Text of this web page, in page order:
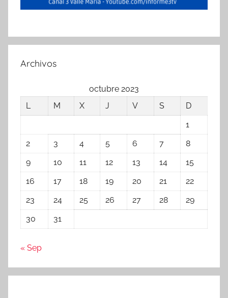
Archivos
octubre 2023
L
M X J V S
D
1
2
3 4 5 6 7
8
9
10 11 12 13 14
15
16
17 18 19 20 21
22
23
24 25 26 27 28
29
30
31
« Sep